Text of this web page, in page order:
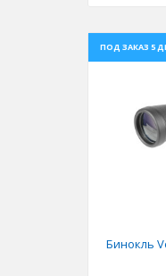
ПОД ЗАКАЗ 5
Бинокль